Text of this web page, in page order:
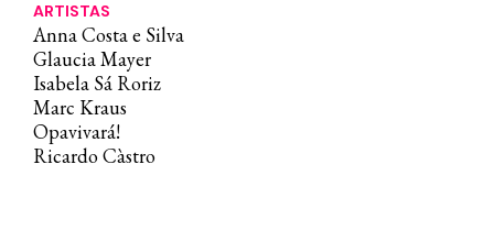
ARTISTAS
Anna Costa e Silva
Glaucia Mayer
Isabela Sá Roriz
Marc Kraus
Opavivará!
Ricardo Càstro